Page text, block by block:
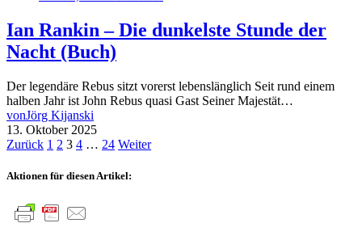
Ian Rankin – Die dunkelste Stunde der
Nacht (Buch)
Der legendäre Rebus sitzt vorerst lebenslänglich Seit rund einem
halben Jahr ist John Rebus quasi Gast Seiner Majestät…
vonJörg Kijanski
13. Oktober 2025
Seitennummerierung
der
Zurück 1 2 3 4 … 24 Weiter
Aktionen für diesen Artikel: